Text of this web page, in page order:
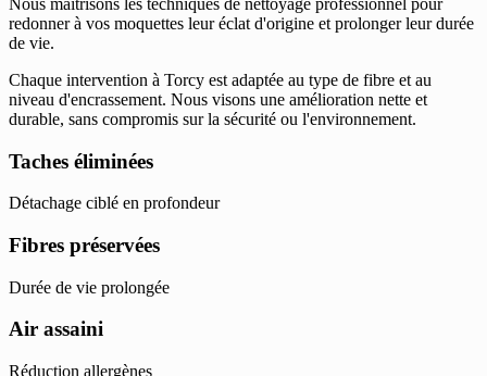
redonner à vos moquettes leur éclat d'origine et prolonger leur durée
de vie.
Chaque intervention à Torcy est adaptée au type de fibre et au
niveau d'encrassement. Nous visons une amélioration nette et
durable, sans compromis sur la sécurité ou l'environnement.
Taches éliminées
Détachage ciblé en profondeur
Fibres préservées
Durée de vie prolongée
Air assaini
Réduction allergènes